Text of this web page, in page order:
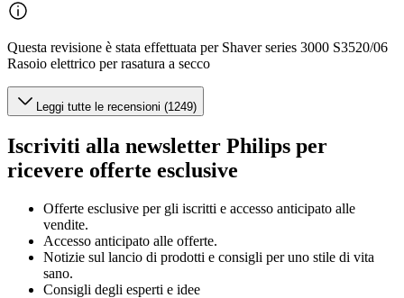
Questa revisione è stata effettuata per Shaver series 3000 S3520/06
Rasoio elettrico per rasatura a secco
Leggi tutte le recensioni (1249)
Iscriviti alla newsletter Philips per
ricevere offerte esclusive
Offerte esclusive per gli iscritti e accesso anticipato alle
vendite.
Accesso anticipato alle offerte.
Notizie sul lancio di prodotti e consigli per uno stile di vita
sano.
Consigli degli esperti e idee